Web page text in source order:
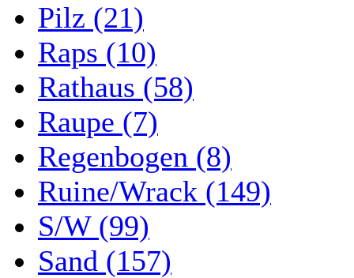
Pilz (21)
Raps (10)
Rathaus (58)
Raupe (7)
Regenbogen (8)
Ruine/Wrack (149)
S/W (99)
Sand (157)